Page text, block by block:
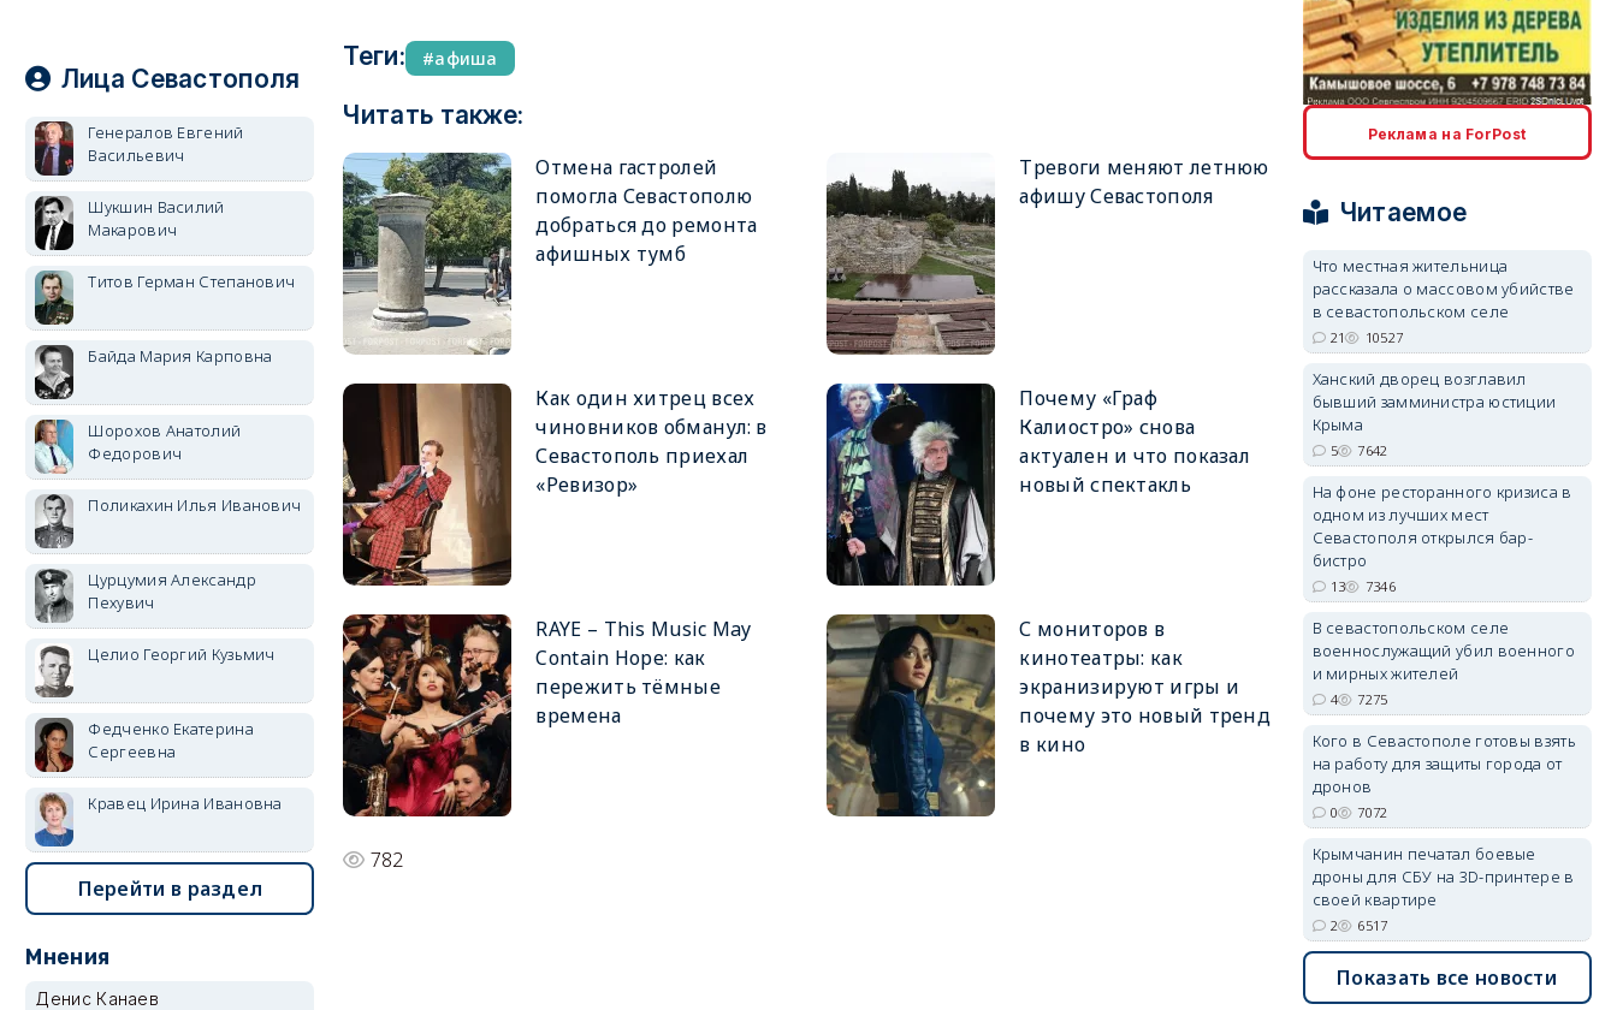
Теги: афиша
Читать также:
Отмена гастролей
помогла Севастополю
добраться до ремонта
афишных тумб
Тревоги меняют летнюю
афишу Севастополя
Как один хитрец всех
чиновников обманул: в
Севастополь приехал
«Ревизор»
Почему «Граф
Калиостро» снова
актуален и что показал
новый спектакль
RAYE – This Music May
Contain Hope: как
пережить тёмные
времена
С мониторов в
кинотеатры: как
экранизируют игры и
почему это новый тренд
в кино
782
Лица Севастополя
Генералов Евгений
Васильевич
Шукшин Василий
Макарович
Титов Герман Степанович
Байда Мария Карповна
Шорохов Анатолий
Федорович
Поликахин Илья Иванович
Цурцумия Александр
Пехувич
Целио Георгий Кузьмич
Федченко Екатерина
Сергеевна
Кравец Ирина Ивановна
Перейти в раздел
Мнения
Денис Канаев
erid: 2SDnjcLUypt
erid: 2SDnjcrDNw6
erid: 2SDnjdPjgYS
erid: 2SDnjdvhGXG
Реклама на ForPost
Читаемое
Что местная жительница
рассказала о массовом убийстве
в севастопольском селе
21 10527
Ханский дворец возглавил
бывший замминистра юстиции
Крыма
5 7642
На фоне ресторанного кризиса в
одном из лучших мест
Севастополя открылся бар-
бистро
13 7346
В севастопольском селе
военнослужащий убил военного
и мирных жителей
4 7275
Кого в Севастополе готовы взять
на работу для защиты города от
дронов
0 7072
Крымчанин печатал боевые
дроны для СБУ на 3D-принтере в
своей квартире
2 6517
Показать все новости